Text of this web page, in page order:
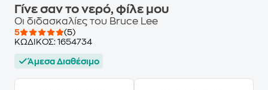
Γίνε σαν το νερό, φίλε μου
Οι διδασκαλίες του Bruce Lee
5
(5)
ΚΩΔΙΚΟΣ: 1654734
Άμεσα Διαθέσιμο